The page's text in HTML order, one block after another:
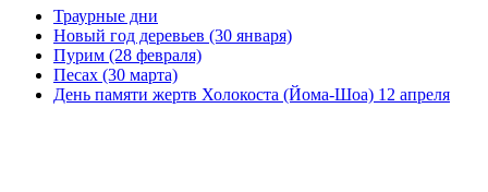
Траурные дни
Новый год деревьев (30 января)
Пурим (28 февраля)
Песах (30 марта)
День памяти жертв Холокоста (Йома-Шоа) 12 апреля